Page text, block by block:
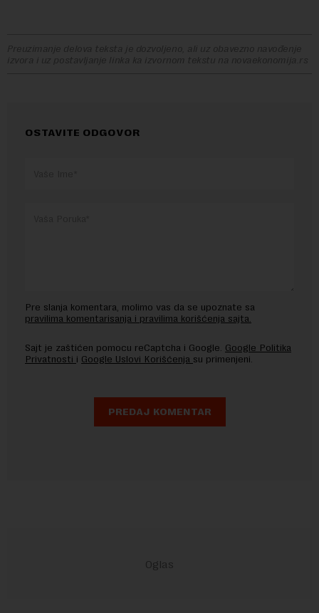
Preuzimanje delova teksta je dozvoljeno, ali uz obavezno navođenje
izvora i uz postavljanje linka ka izvornom tekstu na novaekonomija.rs
OSTAVITE ODGOVOR
Pre slanja komentara, molimo vas da se upoznate sa
pravilima komentarisanja i pravilima korišćenja sajta.
Sajt je zaštićen pomocu reCaptcha i Google. Google Politika
Privatnosti i Google Uslovi Korišćenja su primenjeni.